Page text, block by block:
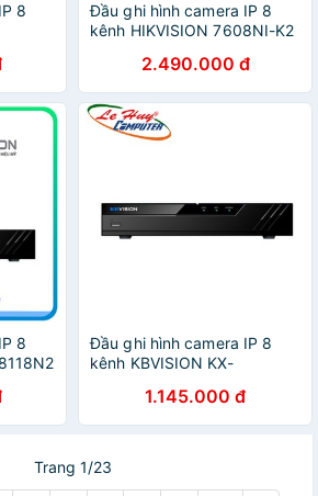
8
Đầu ghi hình camera IP 8
kênh HIKVISION 7608NI-K2
2.490.000 đ
8
Đầu ghi hình camera IP 8
kênh KBVISION KX-
1.145.000 đ
Trang 1/23